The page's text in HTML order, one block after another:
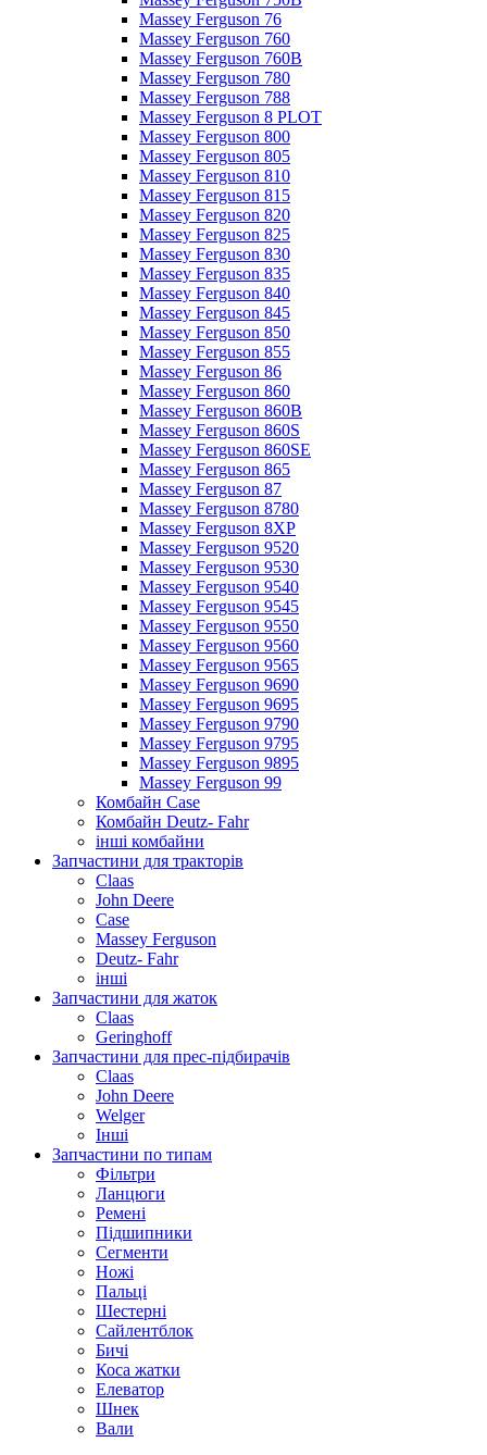
Massey Ferguson 76
Massey Ferguson 760
Massey Ferguson 760B
Massey Ferguson 780
Massey Ferguson 788
Massey Ferguson 8 PLOT
Massey Ferguson 800
Massey Ferguson 805
Massey Ferguson 810
Massey Ferguson 815
Massey Ferguson 820
Massey Ferguson 825
Massey Ferguson 830
Massey Ferguson 835
Massey Ferguson 840
Massey Ferguson 845
Massey Ferguson 850
Massey Ferguson 855
Massey Ferguson 86
Massey Ferguson 860
Massey Ferguson 860B
Massey Ferguson 860S
Massey Ferguson 860SE
Massey Ferguson 865
Massey Ferguson 87
Massey Ferguson 8780
Massey Ferguson 8XP
Massey Ferguson 9520
Massey Ferguson 9530
Massey Ferguson 9540
Massey Ferguson 9545
Massey Ferguson 9550
Massey Ferguson 9560
Massey Ferguson 9565
Massey Ferguson 9690
Massey Ferguson 9695
Massey Ferguson 9790
Massey Ferguson 9795
Massey Ferguson 9895
Massey Ferguson 99
Комбайн Case
Комбайн Deutz- Fahr
інші комбайни
Запчастини для тракторів
Claas
John Deere
Case
Massey Ferguson
Deutz- Fahr
інші
Запчастини для жаток
Claas
Geringhoff
Запчастини для прес-підбирачів
Claas
John Deere
Welger
Інші
Запчастини по типам
Фільтри
Ланцюги
Ремені
Підшипники
Сегменти
Ножі
Пальці
Шестерні
Сайлентблок
Бичі
Коса жатки
Елеватор
Шнек
Вали